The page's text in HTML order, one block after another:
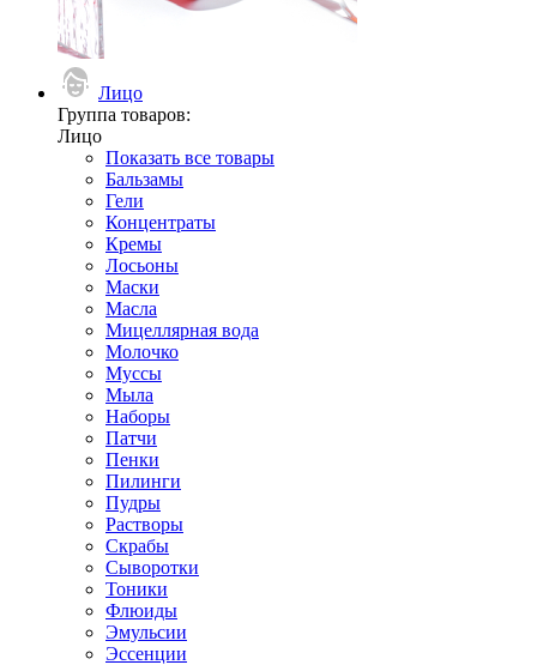
Лицо
Группа товаров:
Лицо
Показать все товары
Бальзамы
Гели
Концентраты
Кремы
Лосьоны
Маски
Масла
Мицеллярная вода
Молочко
Муссы
Мыла
Наборы
Патчи
Пенки
Пилинги
Пудры
Растворы
Скрабы
Сыворотки
Тоники
Флюиды
Эмульсии
Эссенции